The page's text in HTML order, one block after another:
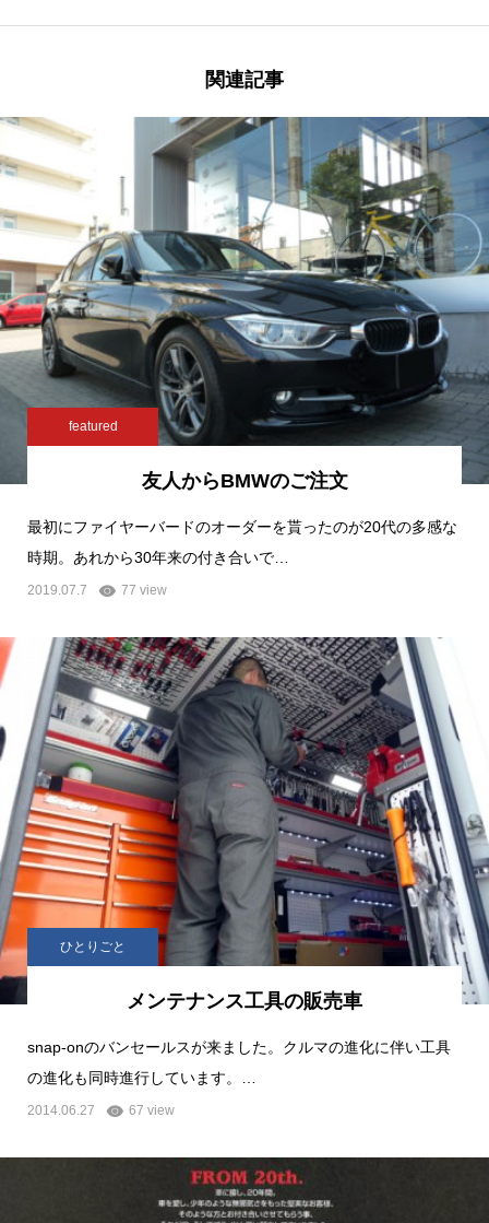
関連記事
featured
友人からBMWのご注文
最初にファイヤーバードのオーダーを貰ったのが20代の多感な
時期。あれから30年来の付き合いで…
2019.07.7 77 view
ひとりごと
メンテナンス工具の販売車
snap-onのバンセールスが来ました。クルマの進化に伴い工具
の進化も同時進行しています。…
2014.06.27 67 view